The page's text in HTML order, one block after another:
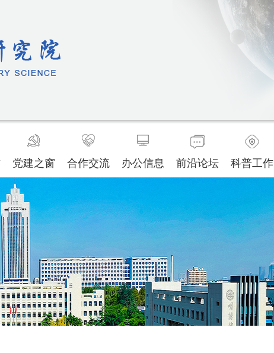
党建之窗 合作交流 办公信息 前沿论坛 科普工作